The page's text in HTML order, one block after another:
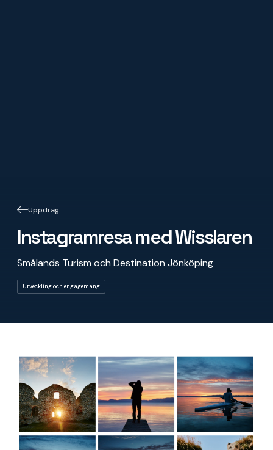
Uppdrag
Instagramresa med Wisslaren
Smålands Turism och Destination Jönköping
Utveckling och engagemang